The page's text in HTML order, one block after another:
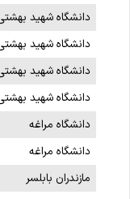
دانشگاه شهید بهشتی
دانشگاه شهید بهشتی
دانشگاه شهید بهشتی
دانشگاه شهید بهشتی
دانشگاه مراغه
دانشگاه مراغه
مازندران بابلسر